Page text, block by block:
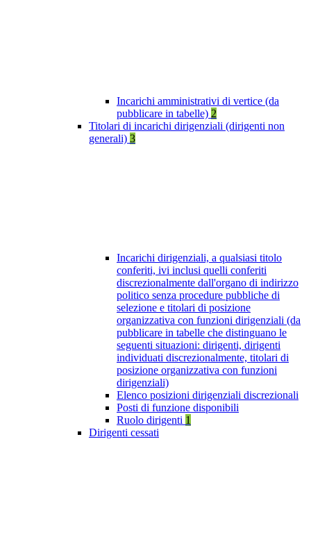
Incarichi amministrativi di vertice (da
pubblicare in tabelle) 2
Titolari di incarichi dirigenziali (dirigenti non
generali) 3
Incarichi dirigenziali, a qualsiasi titolo
conferiti, ivi inclusi quelli conferiti
discrezionalmente dall'organo di indirizzo
politico senza procedure pubbliche di
selezione e titolari di posizione
organizzativa con funzioni dirigenziali (da
pubblicare in tabelle che distinguano le
seguenti situazioni: dirigenti, dirigenti
individuati discrezionalmente, titolari di
posizione organizzativa con funzioni
dirigenziali)
Elenco posizioni dirigenziali discrezionali
Posti di funzione disponibili
Ruolo dirigenti 1
Dirigenti cessati